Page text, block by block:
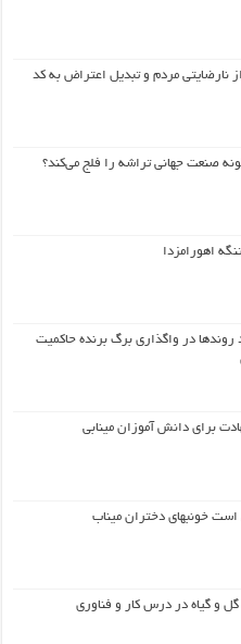
نارضایتی مردم و تبدیل اعتراض به کد
صنعت جهانی تراشه را فلج می‌کند؟
اهورامزدا
روندها در واگذاری برگ برنده حاکمیت
برای دانش آموزان مینابی
خونبهای دختران میناب
و گیاه در درس کار و فناوری